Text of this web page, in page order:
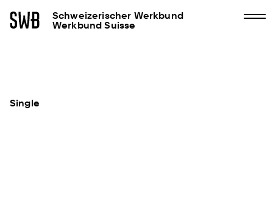
Schweizerischer Werkbund
Werkbund Suisse
Single